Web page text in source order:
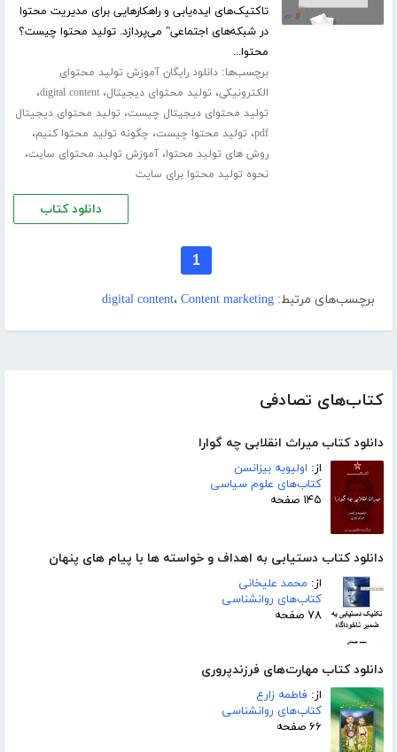
کتاب‌های تصادفی
دانلود کتاب میراث انقلابی چه گوارا
از: اولیویه بیزانسن
کتاب‌های علوم سیاسی
۱۴۵ صفحه
دانلود کتاب دستیابی به اهداف و خواسته ها با پیام های پنهان
از: محمد علیخانی
کتاب‌های روانشناسی
۷۸ صفحه
دانلود کتاب مهارت‌های فرزندپروری
از: فاطمه زارع
کتاب‌های روانشناسی
۶۶ صفحه
تاکتیک‌های ایده‌یابی و راهکارهایی برای مدیریت محتوا
در شبکه‌های اجتماعی" می‌پردازد. تولید محتوا چیست؟
محتوا...
برچسب‌ها:دانلود رایگان آموزش تولید محتوای
الکترونیکی، تولید محتوای دیجیتال،digital content،
تولید محتوای دیجیتال چیست، تولید محتوای دیجیتال
pdf، تولید محتوا چیست، چگونه تولید محتوا کنیم،
روش های تولید محتوا،آموزش تولید محتوای سایت،
نحوه تولید محتوا برای سایت
دانلود کتاب
1
برچسب‌های مرتبط: digital content، Content marketing